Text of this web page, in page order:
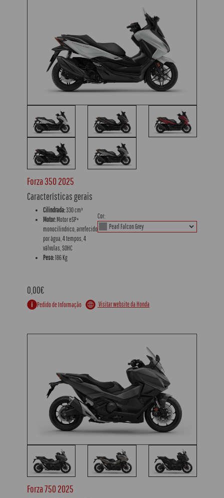
Forza 350 2025
Características gerais
Cilindrada:330 cm³
Motor: Motor eSP+
monocilindrico, arrefecido
por água, 4 tempos, 4
válvulas, SOHC
Peso:186 Kg
Cor:
0,00€
Pedido de Informação Visitar website da Honda
Forza 750 2025